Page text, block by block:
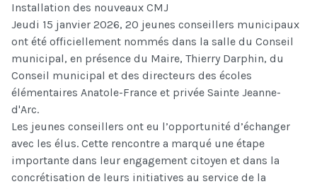
Installation des nouveaux CMJ
Jeudi 15 janvier 2026, 20 jeunes conseillers municipaux
ont été officiellement nommés dans la salle du Conseil
municipal, en présence du Maire, Thierry Darphin, du
Conseil municipal et des directeurs des écoles
élémentaires Anatole-France et privée Sainte Jeanne-
d'Arc.
Les jeunes conseillers ont eu l’opportunité d’échanger
avec les élus. Cette rencontre a marqué une étape
importante dans leur engagement citoyen et dans la
concrétisation de leurs initiatives au service de la